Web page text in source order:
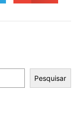
Pesquisar